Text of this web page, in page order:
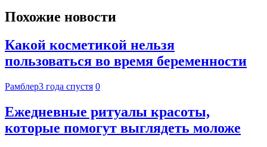
Похожие новости
Какой косметикой нельзя
пользоваться во время беременности
Рамблер3 года спустя 0
Ежедневные ритуалы красоты,
которые помогут выглядеть моложе